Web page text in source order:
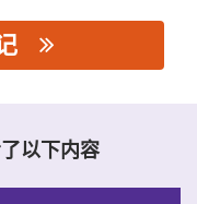
以下内容